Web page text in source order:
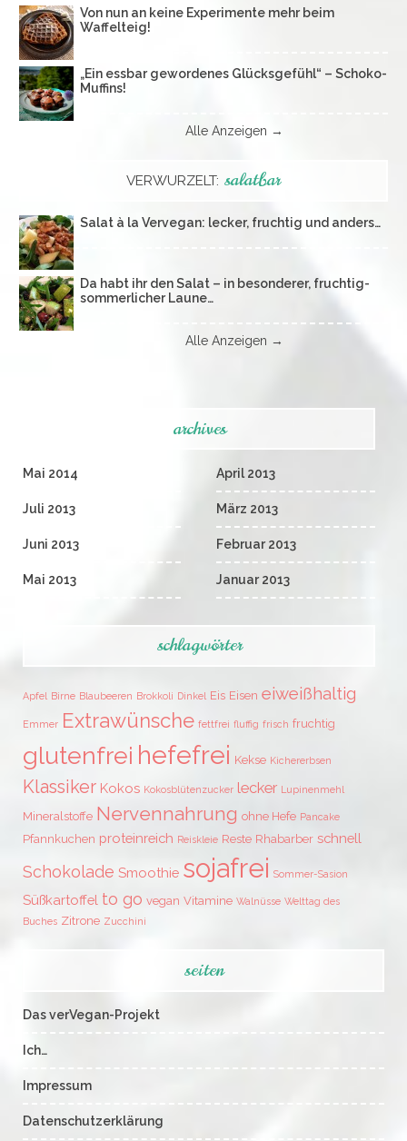
Von nun an keine Experimente mehr beim
Waffelteig!
„Ein essbar gewordenes Glücksgefühl“ – Schoko-
Muffins!
Alle Anzeigen →
VERWURZELT: salatbar
Salat à la Vervegan: lecker, fruchtig und anders…
Da habt ihr den Salat – in besonderer, fruchtig-
sommerlicher Laune…
Alle Anzeigen →
archives
Mai 2014
Juli 2013
Juni 2013
Mai 2013
April 2013
März 2013
Februar 2013
Januar 2013
schlagwörter
Apfel Birne Blaubeeren Brokkoli Dinkel Eis Eisen eiweißhaltig
Emmer Extrawünsche fettfrei fluffig frisch fruchtig
glutenfrei hefefrei Kekse Kichererbsen
Klassiker Kokos Kokosblütenzucker lecker Lupinenmehl
Mineralstoffe Nervennahrung ohne Hefe Pancake
Pfannkuchen proteinreich Reiskleie Reste Rhabarber schnell
Schokolade Smoothie sojafrei Sommer-Sasion
Süßkartoffel to go vegan Vitamine Walnüsse Welttag des
Buches Zitrone Zucchini
seiten
Das verVegan-Projekt
Ich…
Impressum
Datenschutzerklärung